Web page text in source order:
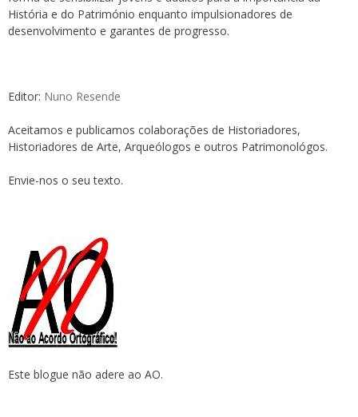
História e do Património enquanto impulsionadores de
desenvolvimento e garantes de progresso.
Editor: Nuno Resende
Aceitamos e publicamos colaborações de Historiadores,
Historiadores de Arte, Arqueólogos e outros Patrimonológos.
Envie-nos o seu texto.
Este blogue não adere ao AO.